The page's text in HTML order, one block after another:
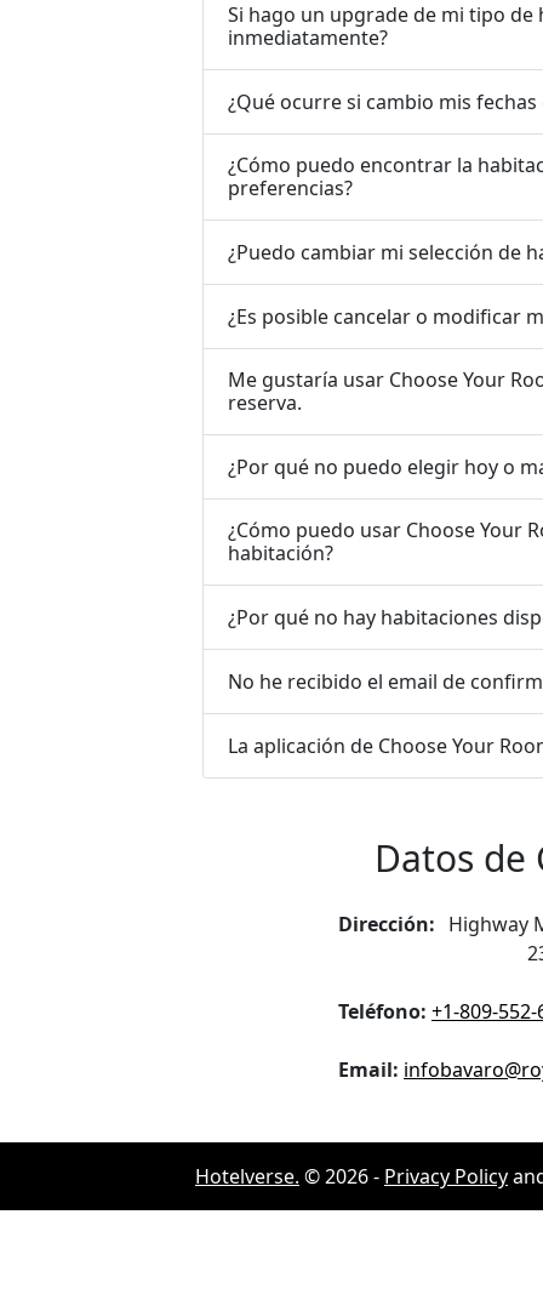
Si hago un upgrade de mi tipo
inmediatamente?
¿Qué ocurre si cambio mis fechas
¿Cómo puedo encontrar la
preferencias?
¿Puedo cambiar mi selección de
¿Es posible cancelar o modificar
Me gustaría usar Choose Your
reserva.
¿Por qué no puedo elegir hoy o
¿Cómo puedo usar Choose Your
habitación?
¿Por qué no hay habitaciones
No he recibido el email de
La aplicación de Choose Your
Datos de
Dirección: Highway
Teléfono: +1-809-552-
Email:
Hotelverse. ©2026- Privacy Policy